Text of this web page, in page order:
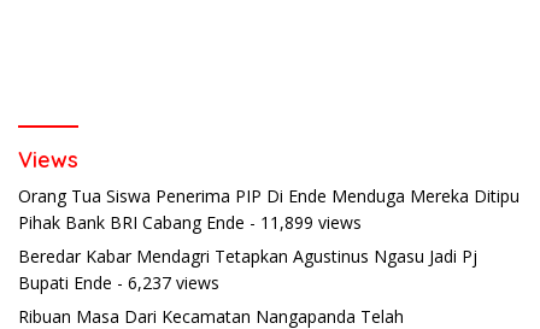
Views
Orang Tua Siswa Penerima PIP Di Ende Menduga Mereka Ditipu
Pihak Bank BRI Cabang Ende - 11,899 views
Beredar Kabar Mendagri Tetapkan Agustinus Ngasu Jadi Pj
Bupati Ende - 6,237 views
Ribuan Masa Dari Kecamatan Nangapanda Telah